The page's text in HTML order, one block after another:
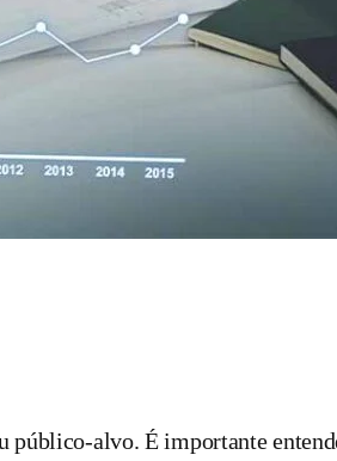
público-alvo. É importante